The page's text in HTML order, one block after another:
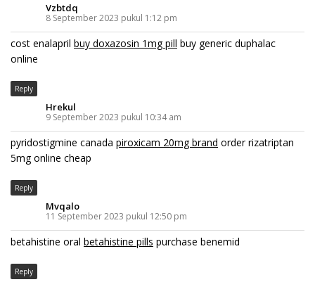
Vzbtdq
8 September 2023 pukul 1:12 pm
cost enalapril buy doxazosin 1mg pill buy generic duphalac
online
Reply
Hrekul
9 September 2023 pukul 10:34 am
pyridostigmine canada piroxicam 20mg brand order rizatriptan
5mg online cheap
Reply
Mvqalo
11 September 2023 pukul 12:50 pm
betahistine oral betahistine pills purchase benemid
Reply